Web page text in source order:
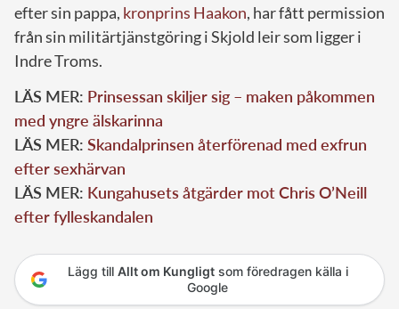
efter sin pappa, kronprins Haakon, har fått permission
från sin militärtjänstgöring i Skjold leir som ligger i
Indre Troms.
LÄS MER: Prinsessan skiljer sig – maken påkommen
med yngre älskarinna
LÄS MER: Skandalprinsen återförenad med exfrun
efter sexhärvan
LÄS MER: Kungahusets åtgärder mot Chris O’Neill
efter fylleskandalen
Lägg till Allt om Kungligtsom föredragen källa i
Google